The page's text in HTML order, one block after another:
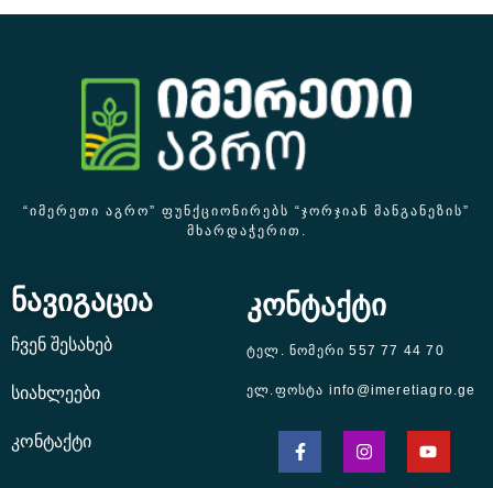
“ᲘᲛᲔᲠᲔᲗᲘ ᲐᲒᲠᲝ” ᲤᲣᲜᲥᲪᲘᲝᲜᲘᲠᲔᲑᲡ “ᲯᲝᲠᲯᲘᲐᲜ ᲛᲐᲜᲒᲐᲜᲔᲖᲘᲡ”
ᲛᲮᲐᲠᲓᲐᲭᲔᲠᲘᲗ.
ნავიგაცია
ჩვენ შესახებ
სიახლეები
კონტაქტი
კონტაქტი
ტელ. ნომერი 557 77 44 70
ელ.ფოსტა info@imeretiagro.ge